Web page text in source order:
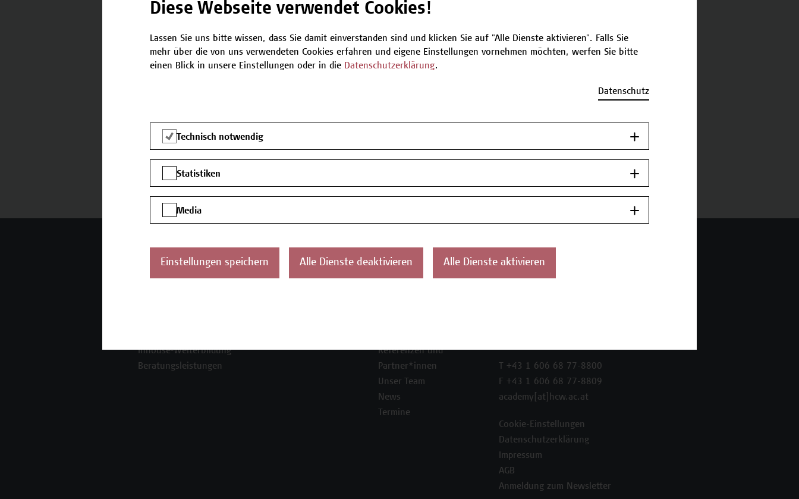
Termine und Bewerbung
Zurück zum
Inhouse-Weiterbildung
Beratungsleistungen
Referenzen und
Partner*innen
Unser Team
News
Termine
T +43 1 606 68 77-8800
F +43 1 606 68 77-8809
academy[at]hcw.ac.at
Cookie-Einstellungen
Datenschutzerklärung
Impressum
AGB
Anmeldung zum Newsletter
Diese Webseite verwendet Cookies!
Lassen Sie uns bitte wissen, dass Sie damit einverstanden sind und klicken Sie auf "Alle Dienste aktivieren". Falls Sie
mehr über die von uns verwendeten Cookies erfahren und eigene Einstellungen vornehmen möchten, werfen Sie bitte
einen Blick in unsere Einstellungen oder in die Datenschutzerklärung.
Datenschutz
Technisch notwendig
Statistiken
Media
Einstellungen speichern Alle Dienste deaktivieren Alle Dienste aktivieren